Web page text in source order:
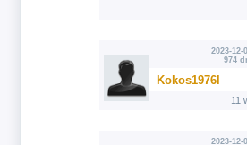
2023-12-
974
Kokos1976l
11
2023-12-